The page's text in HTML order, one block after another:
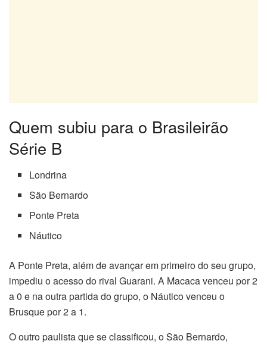
Quem subiu para o Brasileirão
Série B
Londrina
São Bernardo
Ponte Preta
Náutico
A Ponte Preta, além de avançar em primeiro do seu grupo,
impediu o acesso do rival Guarani. A Macaca venceu por 2
a 0 e na outra partida do grupo, o Náutico venceu o
Brusque por 2 a 1.
O outro paulista que se classificou, o São Bernardo,